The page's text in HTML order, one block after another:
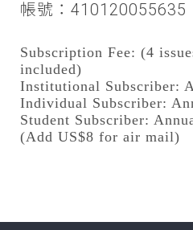
帳號：410120055635
Subscription Fee: (4
included)
Institutional Subscriber:
Individual Subscriber:
Student Subscriber:
(Add US$8 for air mail)